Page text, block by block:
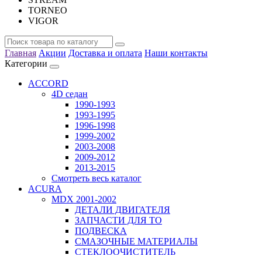
TORNEO
VIGOR
Главная Акции Доставка и оплата Наши контакты
Категории
ACCORD
4D седан
1990-1993
1993-1995
1996-1998
1999-2002
2003-2008
2009-2012
2013-2015
Смотреть весь каталог
ACURA
MDX 2001-2002
ДЕТАЛИ ДВИГАТЕЛЯ
ЗАПЧАСТИ ДЛЯ ТО
ПОДВЕСКА
СМАЗОЧНЫЕ МАТЕРИАЛЫ
СТЕКЛООЧИСТИТЕЛЬ